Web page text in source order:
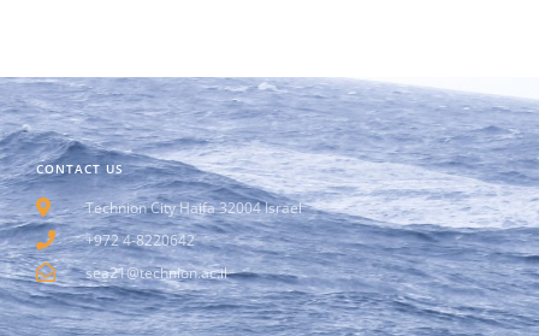
CONTACT US
Technion City Haifa 32004 Israel
+972 4-8220642
sea21@technion.ac.il